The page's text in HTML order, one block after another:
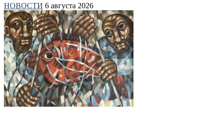
НОВОСТИ 6 августа 2026